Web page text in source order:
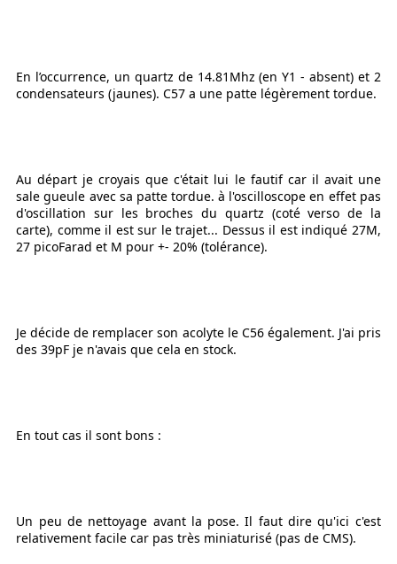
En l’occurrence, un quartz de 14.81Mhz (en Y1 - absent) et 2
condensateurs (jaunes). C57 a une patte légèrement tordue.
Au départ je croyais que c'était lui le fautif car il avait une
sale gueule avec sa patte tordue. à l'oscilloscope en effet pas
d'oscillation sur les broches du quartz (coté verso de la
carte), comme il est sur le trajet... Dessus il est indiqué 27M,
27 picoFarad et M pour +- 20% (tolérance).
Je décide de remplacer son acolyte le C56 également. J'ai pris
des 39pF je n'avais que cela en stock.
En tout cas il sont bons :
Un peu de nettoyage avant la pose. Il faut dire qu'ici c'est
relativement facile car pas très miniaturisé (pas de CMS).